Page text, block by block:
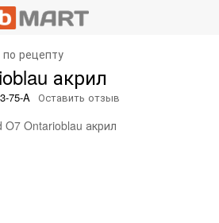
по рецепту
акрил
75-A Оставить отзыв